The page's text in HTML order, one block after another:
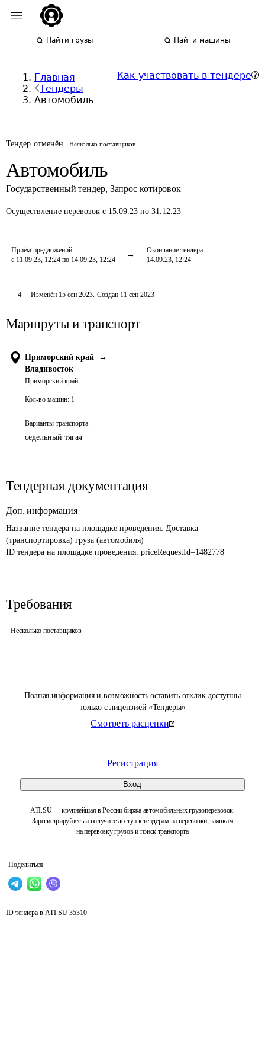
Найти грузы Найти машины
Главная
Тендеры
Автомобиль
Как участвовать в тендере
Тендер отменён Несколько поставщиков
Автомобиль
Государственный тендер, Запрос котировок
Осуществление перевозок с 15.09.23 по 31.12.23
Приём предложений
с 11.09.23, 12:24 по 14.09.23, 12:24
Окончание тендера
14.09.23, 12:24
Полная информация и возможность оставить отклик доступны
только с лицензией «Тендеры»
Смотреть расценки
Регистрация
Вход
ATI.SU — крупнейшая в России биржа автомобильных грузоперевозок.
Зарегистрируйтесь и получите доступ к тендерам на перевозки, заявкам
на перевозку грузов и поиск транспорта
Поделиться
4 Изменён 15 сен 2023. Создан 11 сен 2023
Маршруты и транспорт
Приморский край
→
Владивосток
Приморский край
Кол-во машин: 1
Варианты транспорта
седельный тягач
Тендерная документация
Доп. информация
Название тендера на площадке проведения: Доставка
(транспортировка) груза (автомобиля)
ID тендера на площадке проведения: priceRequestId=1482778
Требования
Несколько поставщиков
ID тендера в ATI.SU 35310